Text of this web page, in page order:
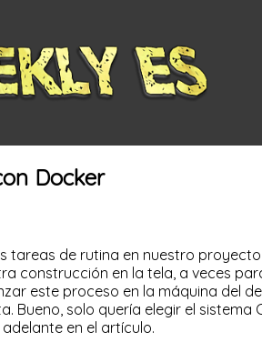
Docker
de rutina en nuestro
construcción en la tela, a veces
este proceso en la máquina del
solo quería elegir el sistema
en el artículo.